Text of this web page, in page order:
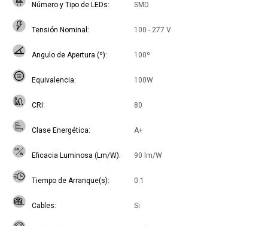
Número y Tipo de LEDs SMD
Tensión Nominal 100 - 277 V
Angulo de Apertura (º) 100º
Equivalencia 100W
CRI 80
Clase Energética A+
Eficacia Luminosa (Lm/W) 90 lm/W
Tiempo de Arranque(s) 0.1
Cables Si